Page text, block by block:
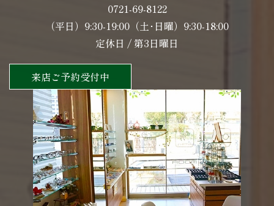
0721-69-8122
（平日）9:30-19:00（土･日曜）9:30-18:00
定休日 / 第3日曜日
来店ご予約受付中